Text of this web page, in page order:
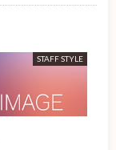
STAFF STYLE